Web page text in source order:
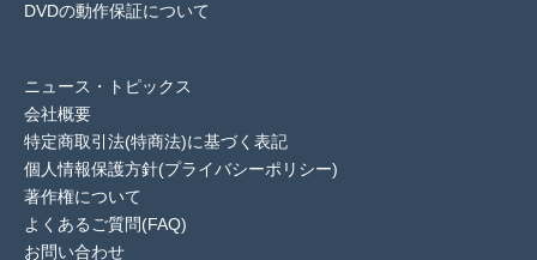
DVDの動作保証について
ニュース・トピックス
会社概要
特定商取引法(特商法)に基づく表記
個人情報保護方針(プライバシーポリシー)
著作権について
よくあるご質問(FAQ)
お問い合わせ